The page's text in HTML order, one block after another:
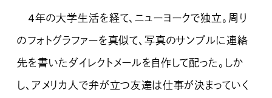
4年の大学生活を経て、ニューヨークで独立。周り
のフォトグラファーを真似て、写真のサンプルに連絡
先を書いたダイレクトメールを自作して配った。しか
し、アメリカ人で弁が立つ友達は仕事が決まっていく